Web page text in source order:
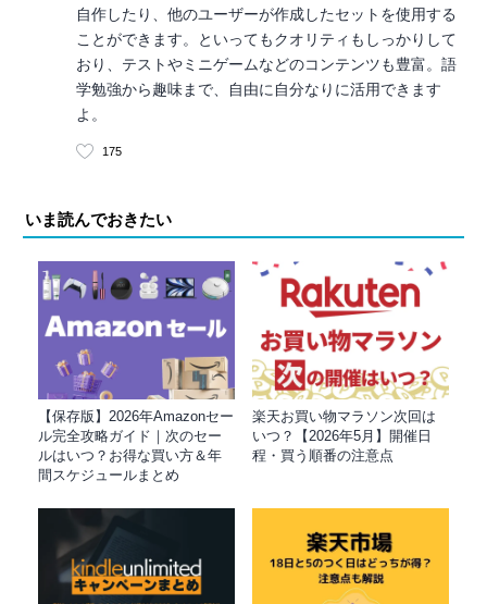
自作したり、他のユーザーが作成したセットを使用する
ことができます。といってもクオリティもしっかりして
おり、テストやミニゲームなどのコンテンツも豊富。語
学勉強から趣味まで、自由に自分なりに活用できます
よ。
175
いま読んでおきたい
【保存版】2026年Amazonセー
ル完全攻略ガイド｜次のセー
ルはいつ？お得な買い方＆年
間スケジュールまとめ
楽天お買い物マラソン次回は
いつ？【2026年5月】開催日
程・買う順番の注意点